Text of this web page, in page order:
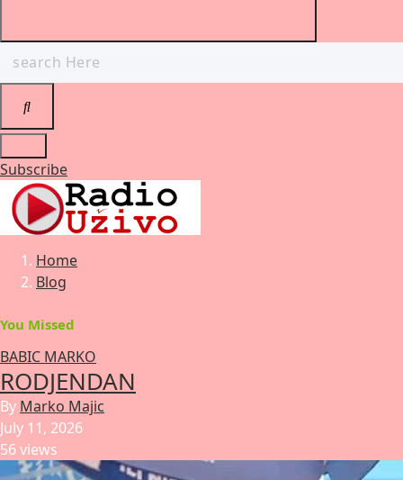
for:
Subscribe
Home
Blog
You Missed
BABIC MARKO
RODJENDAN
By Marko Majic
July 11, 2026
56 views